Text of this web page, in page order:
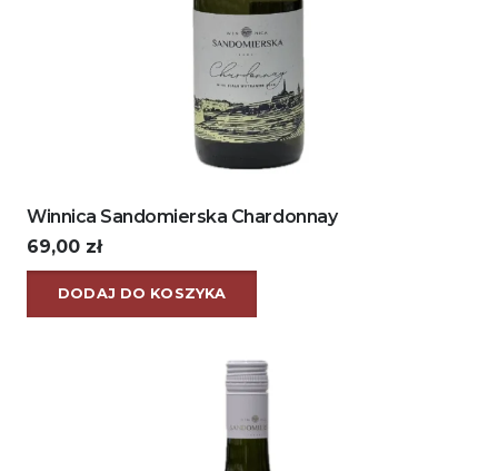
Winnica Sandomierska Chardonnay
69,00 zł
DODAJ DO KOSZYKA